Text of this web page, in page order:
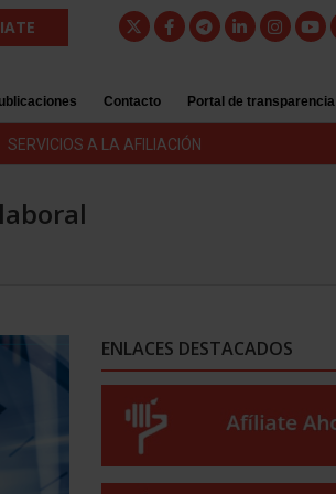
Contacto Portal de transparencia
SERVICIOS A LA AFILIACIÓN
ENLACES DESTACADOS